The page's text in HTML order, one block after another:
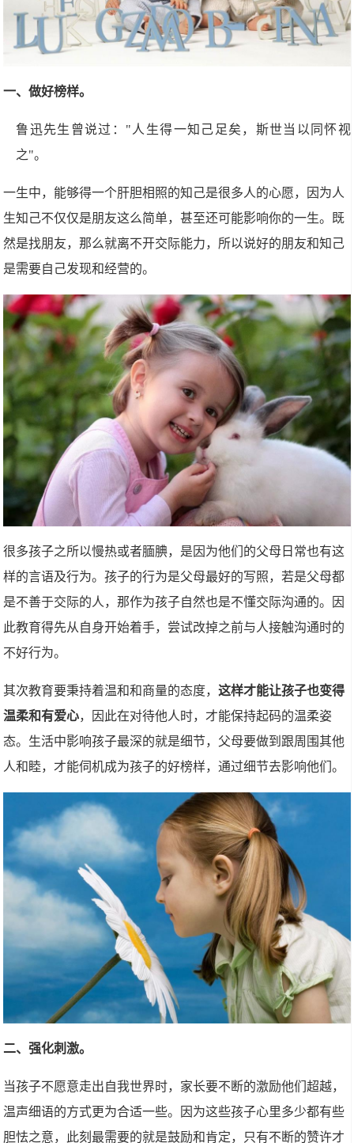
一、做好榜样。
鲁迅先生曾说过："人生得一知己足矣，斯世当以同怀视
之"。
一生中，能够得一个肝胆相照的知己是很多人的心愿，因为人
生知己不仅仅是朋友这么简单，甚至还可能影响你的一生。既
然是找朋友，那么就离不开交际能力，所以说好的朋友和知己
是需要自己发现和经营的。
很多孩子之所以慢热或者腼腆，是因为他们的父母日常也有这
样的言语及行为。孩子的行为是父母最好的写照，若是父母都
是不善于交际的人，那作为孩子自然也是不懂交际沟通的。因
此教育得先从自身开始着手，尝试改掉之前与人接触沟通时的
不好行为。
其次教育要秉持着温和和商量的态度，这样才能让孩子也变得
温柔和有爱心，因此在对待他人时，才能保持起码的温柔姿
态。生活中影响孩子最深的就是细节，父母要做到跟周围其他
人和睦，才能伺机成为孩子的好榜样，通过细节去影响他们。
二、强化刺激。
当孩子不愿意走出自我世界时，家长要不断的激励他们超越，
温声细语的方式更为合适一些。因为这些孩子心里多少都有些
胆怯之意，此刻最需要的就是鼓励和肯定，只有不断的赞许才